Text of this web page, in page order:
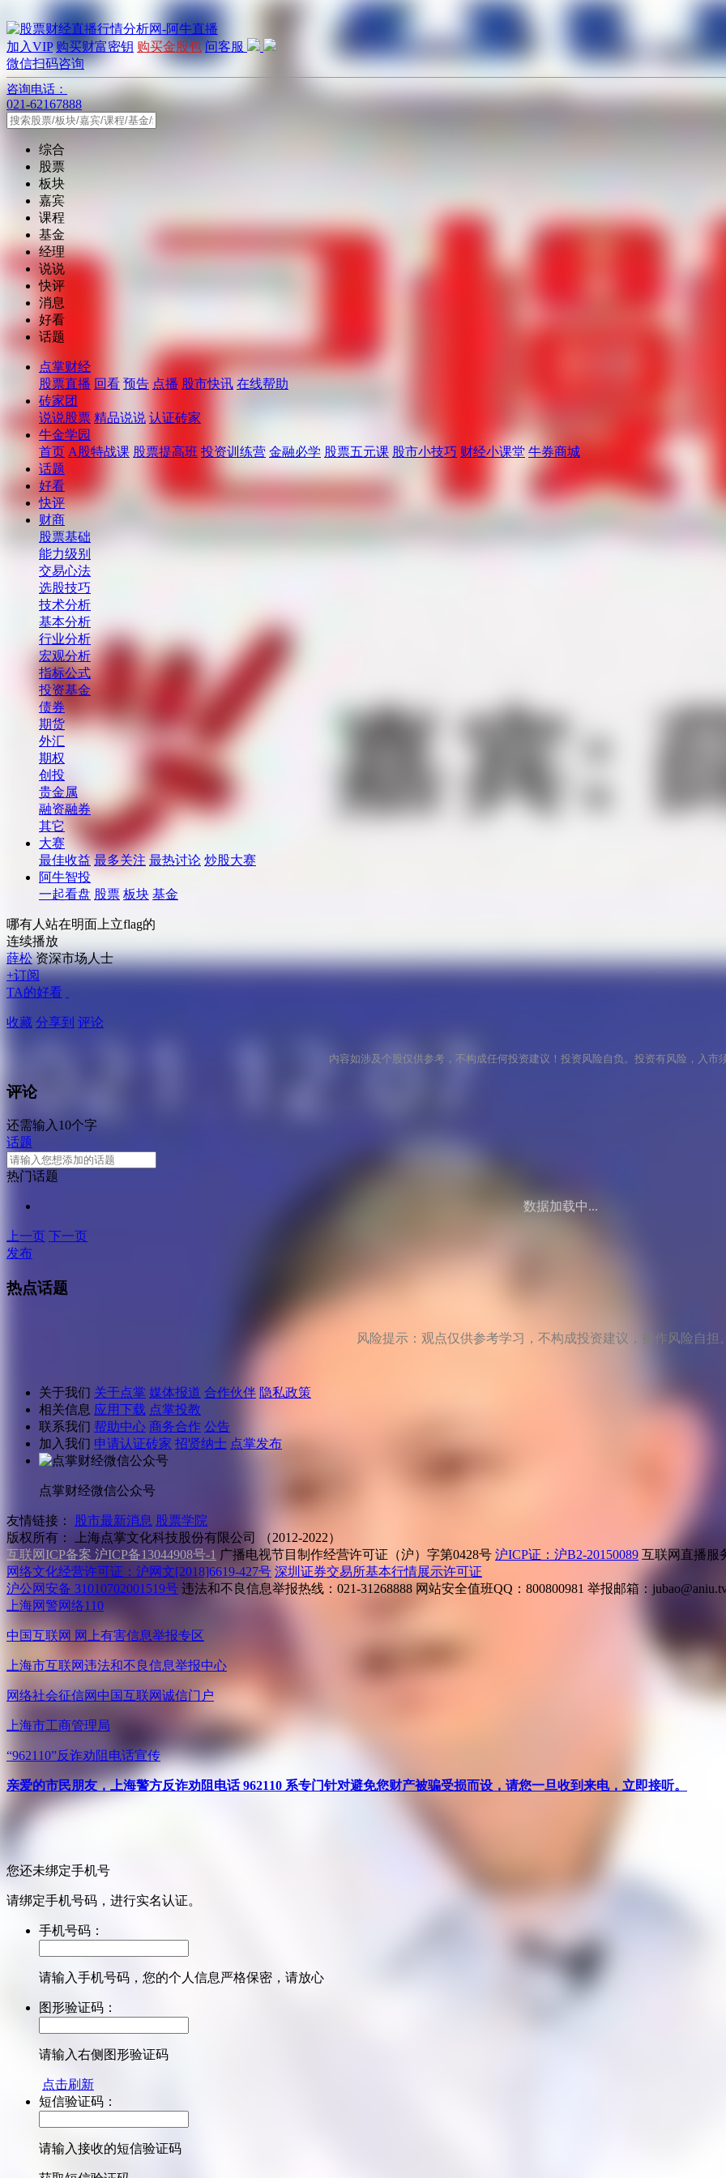
加入VIP 购买财富密钥 购买金股包 问客服
微信扫码咨询
咨询电话：
021-62167888
综合
股票
板块
嘉宾
课程
基金
经理
说说
快评
消息
好看
话题
点掌财经
股票直播 回看 预告 点播 股市快讯 在线帮助
砖家团
说说股票 精品说说 认证砖家
牛金学园
首页 A股特战课 股票提高班 投资训练营 金融必学 股票五元课 股市小技巧 财经小课堂 牛券商城
话题
好看
快评
财商
股票基础
能力级别
交易心法
选股技巧
技术分析
基本分析
行业分析
宏观分析
指标公式
投资基金
债券
期货
外汇
期权
创投
贵金属
融资融券
其它
大赛
最佳收益 最多关注 最热讨论 炒股大赛
阿牛智投
一起看盘 股票 板块 基金
哪有人站在明面上立flag的
连续播放
薛松 资深市场人士
+订阅
TA的好看
收藏 分享到 评论
内容如涉及个股仅供参考，不构成任何投资建议！投资风险自负。投资有风险，入市
评论
还需输入10个字
话题
热门话题
数据加载中...
上一页 下一页
发布
热点话题
风险提示：观点仅供参考学习，不构成投资建议，操作风险自担
关于我们 关于点掌 媒体报道 合作伙伴 隐私政策
相关信息 应用下载 点掌投教
联系我们 帮助中心 商务合作 公告
加入我们 申请认证砖家 招贤纳士 点掌发布
点掌财经微信公众号
友情链接： 股市最新消息 股票学院
版权所有：
上海点掌文化科技股份有限公司 （2012-2022）
互联网ICP备案 沪ICP备13044908号-1 广播电视节目制作经营许可证（沪）字第0428号 沪ICP证：沪B2-20150089 互联网直播服
网络文化经营许可证：沪网文[2018]6619-427号 深圳证券交易所基本行情展示许可证
沪公网安备 31010702001519号 违法和不良信息举报热线：021-31268888 网站安全值班QQ：800800981 举报邮箱：
上海网警网络110
中国互联网 网上有害信息举报专区
上海市互联网违法和不良信息举报中心
网络社会征信网中国互联网诚信门户
上海市工商管理局
“962110”反诈劝阻电话宣传
亲爱的市民朋友，上海警方反诈劝阻电话 962110 系专门针对避免您财产被骗受损而设，请您一旦收到来电，立即接听。
您还未绑定手机号
请绑定手机号码，进行实名认证。
手机号码：
请输入手机号码，您的个人信息严格保密，请放心
图形验证码：
请输入右侧图形验证码
点击刷新
短信验证码：
请输入接收的短信验证码